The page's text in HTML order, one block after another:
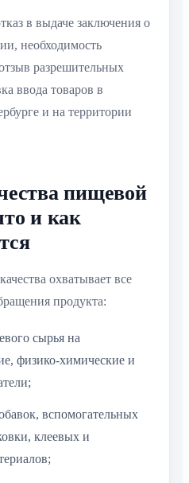
в выдаче заключения о
необходимость
разрешительных
ввода товаров в
и на территории
пищевой
и как
охватывает все
продукта:
сырья на
физико-химические и
вспомогательных
клеевых и